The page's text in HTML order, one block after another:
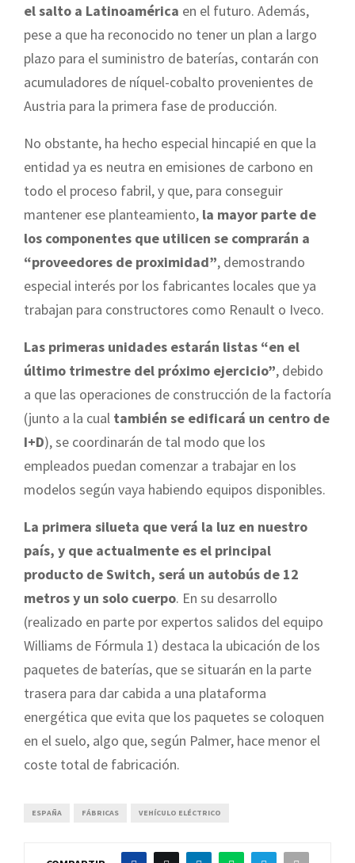
el salto a Latinoamérica en el futuro. Además,
pese a que ha reconocido no tener un plan a largo
plazo para el suministro de baterías, contarán con
acumuladores de níquel-cobalto provenientes de
Austria para la primera fase de producción.
No obstante, ha hecho especial hincapié en que la
entidad ya es neutra en emisiones de carbono en
todo el proceso fabril, y que, para conseguir
mantener ese planteamiento, la mayor parte de
los componentes que utilicen se comprarán a
“proveedores de proximidad”, demostrando
especial interés por los fabricantes locales que ya
trabajan para constructores como Renault o Iveco.
Las primeras unidades estarán listas “en el
último trimestre del próximo ejercicio”, debido
a que las operaciones de construcción de la factoría
(junto a la cual también se edificará un centro de
I+D), se coordinarán de tal modo que los
empleados puedan comenzar a trabajar en los
modelos según vaya habiendo equipos disponibles.
La primera silueta que verá la luz en nuestro
país, y que actualmente es el principal
producto de Switch, será un autobús de 12
metros y un solo cuerpo. En su desarrollo
(realizado en parte por expertos salidos del equipo
Williams de Fórmula 1) destaca la ubicación de los
paquetes de baterías, que se situarán en la parte
trasera para dar cabida a una plataforma
energética que evita que los paquetes se coloquen
en el suelo, algo que, según Palmer, hace menor el
coste total de fabricación.
ESPAÑA FÁBRICAS VEHÍCULO ELÉCTRICO